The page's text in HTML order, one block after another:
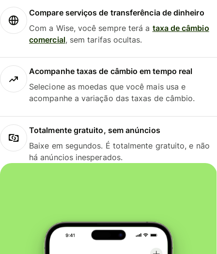
Compare serviços de transferência de dinheiro
Com a Wise, você sempre terá a taxa de câmbio
comercial, sem tarifas ocultas.
Acompanhe taxas de câmbio em tempo real
Selecione as moedas que você mais usa e
acompanhe a variação das taxas de câmbio.
Totalmente gratuito, sem anúncios
Baixe em segundos. É totalmente gratuito, e não
há anúncios inesperados.